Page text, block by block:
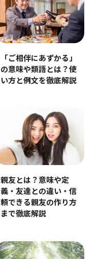
「ご相伴にあずかる」
の意味や類語とは？使
い方と例文を徹底解説
親友とは？意味や定
義・友達との違い・信
頼できる親友の作り方
まで徹底解説